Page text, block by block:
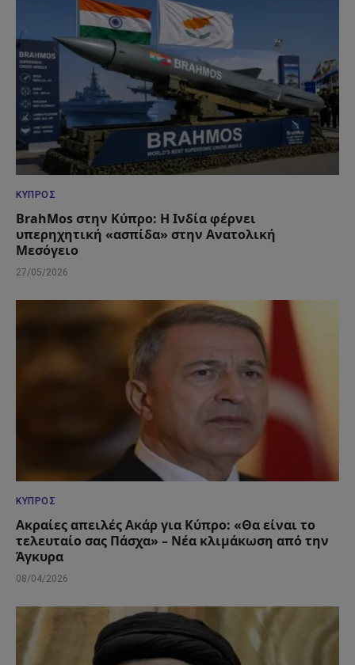
ΚΎΠΡΟΣ
BrahMos στην Κύπρο: Η Ινδία φέρνει
υπερηχητική «ασπίδα» στην Ανατολική
Μεσόγειο
27/05/2026
ΚΎΠΡΟΣ
Ακραίες απειλές Ακάρ για Κύπρο: «Θα είναι το
τελευταίο σας Πάσχα» – Νέα κλιμάκωση από την
Άγκυρα
08/04/2026